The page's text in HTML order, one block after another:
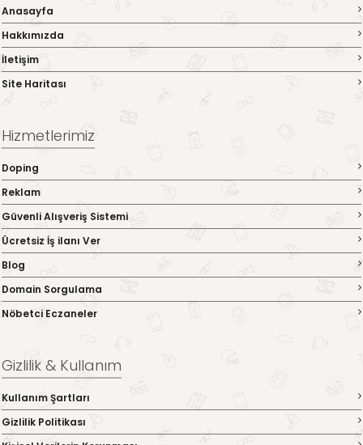
Anasayfa
Hakkımızda
İletişim
Site Haritası
Hizmetlerimiz
Doping
Reklam
Güvenli Alışveriş Sistemi
Ücretsiz İş ilanı Ver
Blog
Domain Sorgulama
Nöbetci Eczaneler
Gizlilik & Kullanım
Kullanım Şartları
Gizlilik Politikası